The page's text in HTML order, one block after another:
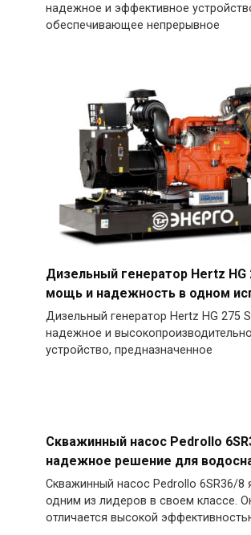
надежное и эффективное
обеспечивающее непрерывное
Дизельный генератор Hertz HG
мощь и надежность в одном
Дизельный генератор Hertz HG 275
надежное и
устройство, предназначенное
Скважинный насос Pedrollo
надежное решение для
Скважинный насос Pedrollo 6SR36/8
одним из лидеров в своем классе.
отличается высокой